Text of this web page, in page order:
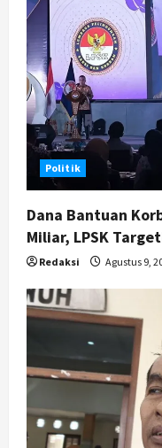
4
5
Jogja
Politik
Dana Bantuan
Miliar, LPSK
Redaksi Agustus 9,